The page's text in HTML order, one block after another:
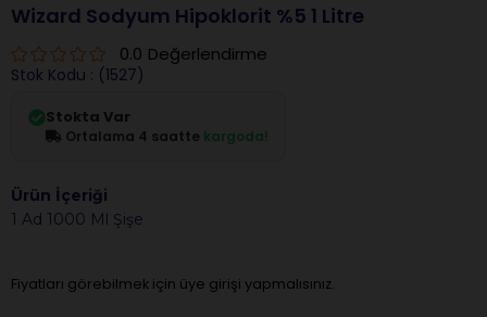
Wizard Sodyum Hipoklorit %5 1 Litre
0.0 Değerlendirme
Stok Kodu (1527)
Stokta Var
Ortalama 4 saatte kargoda!
Ürün İçeriği
1 Ad 1000 Ml Şişe
Fiyatları görebilmek için üye girişi yapmalısınız.